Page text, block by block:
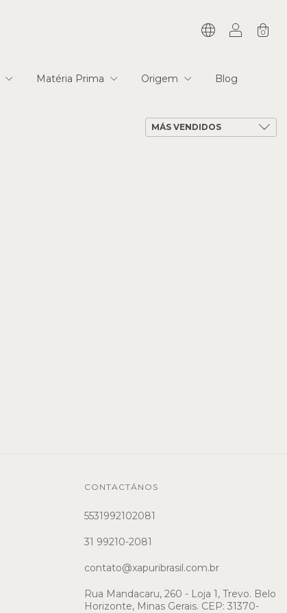
0
Matéria Prima Origem Blog
CONTACTÁNOS
5531992102081
31 99210-2081
contato@xapuribrasil.com.br
Rua Mandacaru, 260 - Loja 1, Trevo. Belo
Horizonte, Minas Gerais. CEP: 31370-